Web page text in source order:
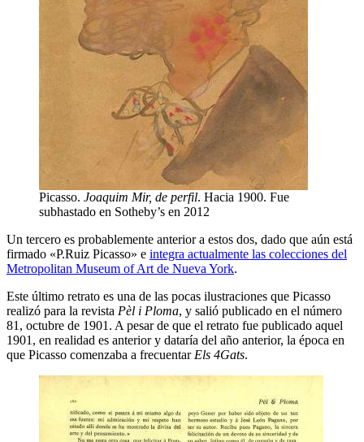
Picasso. Joaquim Mir, de perfil. Hacia 1900. Fue
subhastado en Sotheby’s en 2012
Un tercero es probablemente anterior a estos dos, dado que aún está
firmado «P.Ruiz Picasso» e integra actualmente las colecciones del
Metropolitan Museum of Art de Nueva York.
Este último retrato es una de las pocas ilustraciones que Picasso
realizó para la revista Pèl i Ploma, y ​​salió publicado en el número
81, octubre de 1901. A pesar de que el retrato fue publicado aquel
1901, en realidad es anterior y dataría del año anterior, la época en
que Picasso comenzaba a frecuentar Els 4Gats.